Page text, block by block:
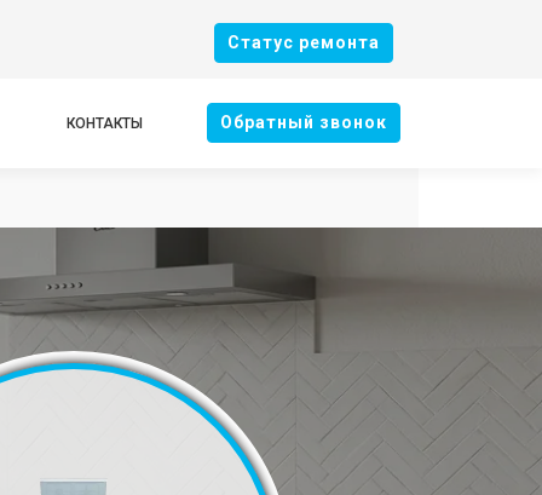
Cтатус ремонта
КОНТАКТЫ Oбратный звонок